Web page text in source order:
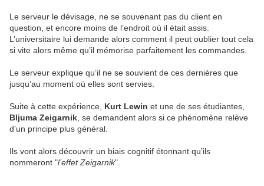
Le serveur le dévisage, ne se souvenant pas du client en
question, et encore moins de l’endroit où il était assis.
L’universitaire lui demande alors comment il peut oublier tout cela
si vite alors même qu’il mémorise parfaitement les commandes.
Le serveur explique qu’il ne se souvient de ces dernières que
jusqu’au moment où elles sont servies.
Suite à cette expérience, Kurt Lewin et une de ses étudiantes,
Bljuma Zeigarnik , se demandent alors si ce phénomène relève
d’un principe plus général.
Ils vont alors découvrir un biais cognitif étonnant qu’ils
nommeront "l’effet Zeigarnik".